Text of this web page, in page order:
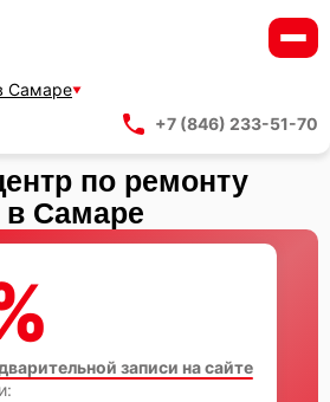
Самаре
+7 (846) 233-51-70
по ремонту
в Самаре
записи на сайте